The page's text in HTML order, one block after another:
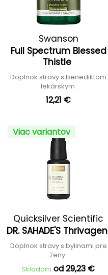
Swanson
Full Spectrum Blessed
Thistle
Doplnok stravy s benediktom
lekárskym
12,21 €
Viac variantov
Quicksilver Scientific
DR. SAHADE'S Thrivagen
Doplnok stravy s bylinami pre
ženy
Skladom od 29,23 €